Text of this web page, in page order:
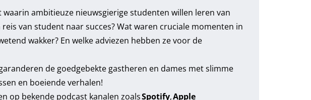
ambitieuze nieuwsgierige studenten willen leren van
van student naar succes? Wat waren cruciale momenten in
wakker? En welke adviezen hebben ze voor de
de goedgebekte gastheren en dames met slimme
en boeiende verhalen!
op bekende podcast kanalen zoalsSpotify,Apple